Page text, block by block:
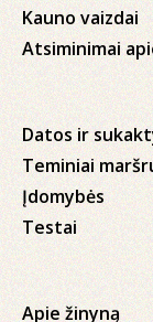
Kauno vaizdai
Atsiminimai
Datos ir
Teminiai
Įdomybės
Testai
Apie žinyną